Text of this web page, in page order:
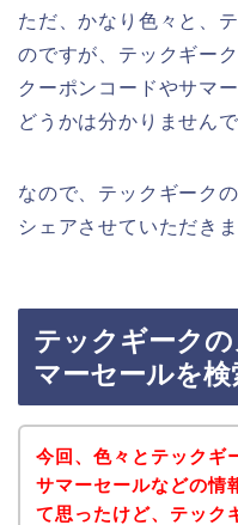
ただ、かなり色々と、
のですが、テックギー
クーポンコードやサマ
どうかは分かりませんで
なので、テックギーク
シェアさせていただき
テックギーク
マーセールを検
今回、色々とテックギ
サマーセールなどの情
て思ったけど、テック